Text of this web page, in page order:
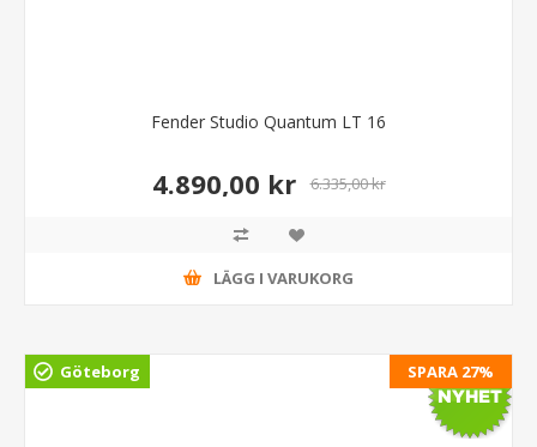
Fender Studio Quantum LT 16
4.890,00 kr 6.335,00 kr
LÄGG I VARUKORG
SPARA 27%
Göteborg